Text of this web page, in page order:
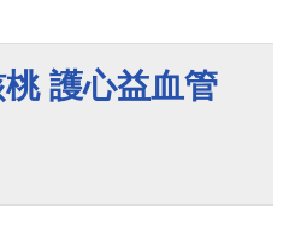
護心益血管